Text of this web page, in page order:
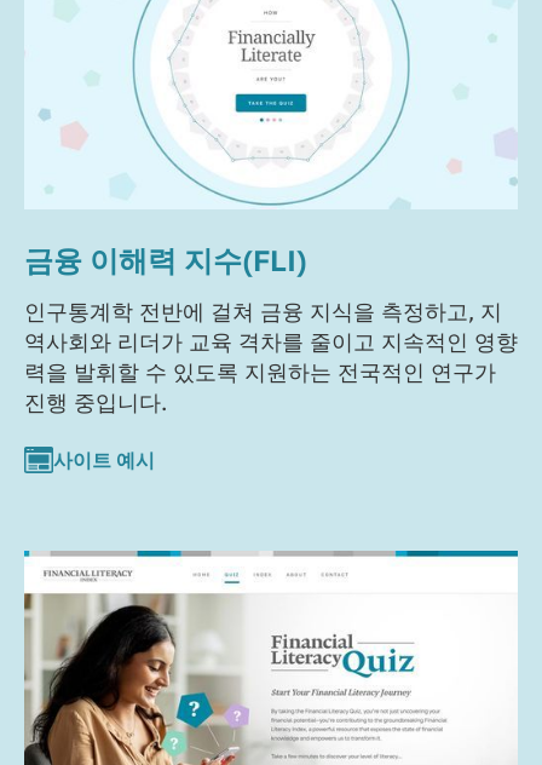
금융 이해력 지수(FLI)
인구통계학 전반에 걸쳐 금융 지식을 측정하고, 지
역사회와 리더가 교육 격차를 줄이고 지속적인 영향
력을 발휘할 수 있도록 지원하는 전국적인 연구가
진행 중입니다.
사이트 예시